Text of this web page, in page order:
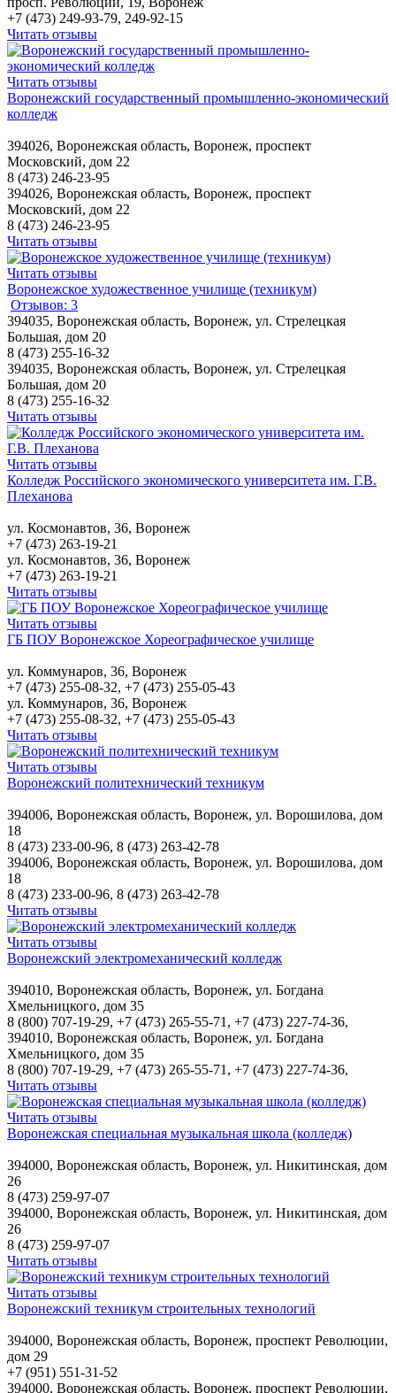
+7 (473) 249-93-79, 249-92-15
Читать отзывы
Читать отзывы
Воронежский государственный промышленно-экономический
колледж
394026, Воронежская область, Воронеж, проспект
Московский, дом 22
8 (473) 246-23-95
394026, Воронежская область, Воронеж, проспект
Московский, дом 22
8 (473) 246-23-95
Читать отзывы
Читать отзывы
Воронежское художественное училище (техникум)
Отзывов: 3
394035, Воронежская область, Воронеж, ул. Стрелецкая
Большая, дом 20
8 (473) 255-16-32
394035, Воронежская область, Воронеж, ул. Стрелецкая
Большая, дом 20
8 (473) 255-16-32
Читать отзывы
Читать отзывы
Колледж Российского экономического университета им. Г.В.
Плеханова
ул. Космонавтов, 36, Воронеж
+7 (473) 263-19-21
ул. Космонавтов, 36, Воронеж
+7 (473) 263-19-21
Читать отзывы
Читать отзывы
ГБ ПОУ Воронежское Хореографическое училище
ул. Коммунаров, 36, Воронеж
+7 (473) 255-08-32, +7 (473) 255-05-43
ул. Коммунаров, 36, Воронеж
+7 (473) 255-08-32, +7 (473) 255-05-43
Читать отзывы
Читать отзывы
Воронежский политехнический техникум
394006, Воронежская область, Воронеж, ул. Ворошилова, дом
18
8 (473) 233-00-96, 8 (473) 263-42-78
394006, Воронежская область, Воронеж, ул. Ворошилова, дом
18
8 (473) 233-00-96, 8 (473) 263-42-78
Читать отзывы
Читать отзывы
Воронежский электромеханический колледж
394010, Воронежская область, Воронеж, ул. Богдана
Хмельницкого, дом 35
8 (800) 707-19-29, +7 (473) 265-55-71, +7 (473) 227-74-36,
394010, Воронежская область, Воронеж, ул. Богдана
Хмельницкого, дом 35
8 (800) 707-19-29, +7 (473) 265-55-71, +7 (473) 227-74-36,
Читать отзывы
Читать отзывы
Воронежская специальная музыкальная школа (колледж)
394000, Воронежская область, Воронеж, ул. Никитинская, дом
26
8 (473) 259-97-07
394000, Воронежская область, Воронеж, ул. Никитинская, дом
26
8 (473) 259-97-07
Читать отзывы
Читать отзывы
Воронежский техникум строительных технологий
394000, Воронежская область, Воронеж, проспект Революции,
дом 29
+7 (951) 551-31-52
394000, Воронежская область, Воронеж, проспект Революции,